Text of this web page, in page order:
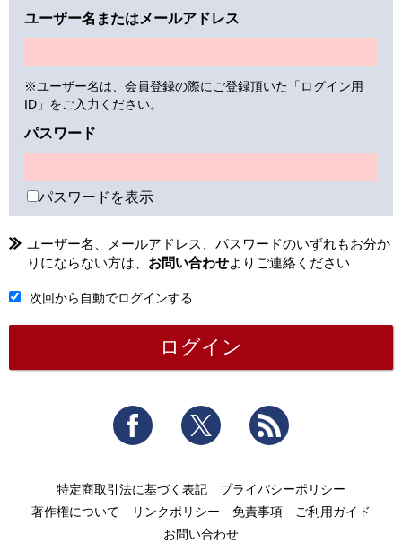
ユーザー名またはメールアドレス
※ユーザー名は、会員登録の際にご登録頂いた「ログイン用
ID」をご入力ください。
パスワード
パスワードを表示
ユーザー名、メールアドレス、パスワードのいずれもお分か
りにならない方は、 お問い合わせよりご連絡ください
次回から自動でログインする
Facebook Twitter
特定商取引法に基づく表記
プライバシーポリシー
著作権について
リンクポリシー 免責事項
ご利用ガイド
お問い合わせ